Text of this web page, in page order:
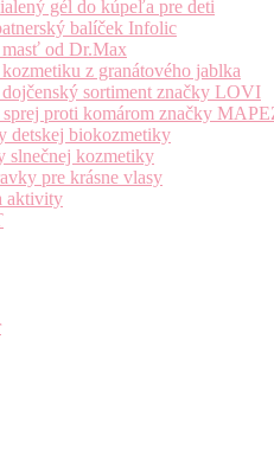
gél do kúpeľa pre deti
balíček Infolic
od Dr.Max
z granátového jablka
sortiment značky LOVI
proti komárom značky
detskej biokozmetiky
slnečnej kozmetiky
pre krásne vlasy
aktivity